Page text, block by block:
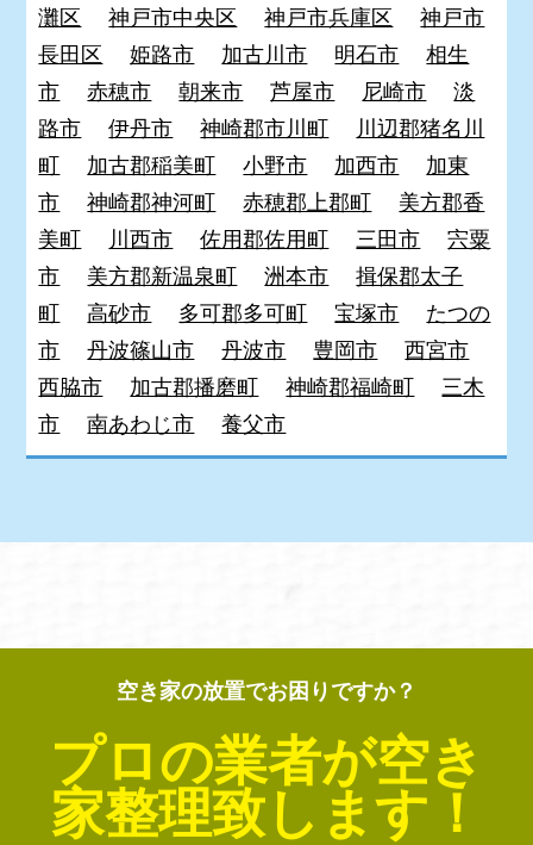
灘区
神戸市中央区 神戸市兵庫区
神戸市
長田区
姫路市 加古川市 明石市
相生
市
赤穂市 朝来市 芦屋市 尼崎市
淡
路市
伊丹市 神崎郡市川町
川辺郡猪名川
町
加古郡稲美町 小野市 加西市
加東
市
神崎郡神河町 赤穂郡上郡町
美方郡香
美町
川西市 佐用郡佐用町 三田市
宍粟
市
美方郡新温泉町 洲本市
揖保郡太子
町
高砂市 多可郡多可町 宝塚市
たつの
市
丹波篠山市 丹波市 豊岡市
西宮市
西脇市
加古郡播磨町 神崎郡福崎町
三木
市
南あわじ市 養父市
空き家の放置でお困りですか？
プロの業者が空き
家整理致します！